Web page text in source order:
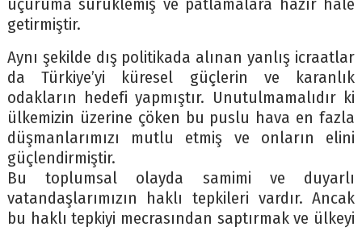
uçuruma sürüklemiş ve patlamalara hazır hale
getirmiştir.
Aynı şekilde dış politikada alınan yanlış icraatlar
da Türkiye’yi küresel güçlerin ve karanlık
odakların hedefi yapmıştır. Unutulmamalıdır ki
ülkemizin üzerine çöken bu puslu hava en fazla
düşmanlarımızı mutlu etmiş ve onların elini
güçlendirmiştir.
Bu toplumsal olayda samimi ve duyarlı
vatandaşlarımızın haklı tepkileri vardır. Ancak
bu haklı tepkiyi mecrasından saptırmak ve ülkeyi